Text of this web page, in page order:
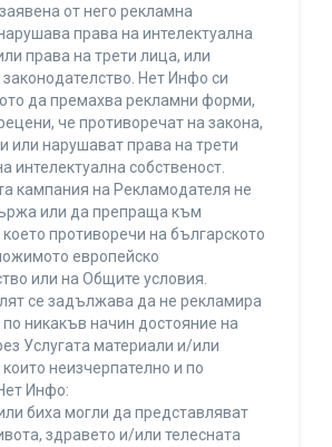
от него рекламна
права на интелектуална
права на трети лица, или
Нет Инфо си
да премахва рекламни форми,
че противоречат на закона,
или нарушават права на трети
интелектуална собственост.
кампания на Рекламодателя не
или да препраща към
противоречи на българското
европейско
или на Общите условия.
се задължава да не рекламира
никакъв начин достояние на
Услугата материали и/или
неизчерпателно и по
Инфо:
биха могли да представляват
здравето и/или телесната